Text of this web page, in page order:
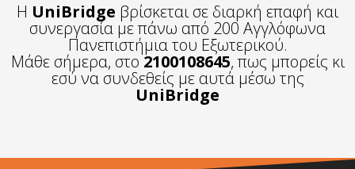
Η UniBridge βρίσκεται σε διαρκή επαφή και
συνεργασία με πάνω από 200 Αγγλόφωνα
Πανεπιστήμια του Εξωτερικού.
Μάθε σήμερα, στο2100108645, πως μπορείς κι
εσύ να συνδεθείς με αυτά μέσω της
UniBridge